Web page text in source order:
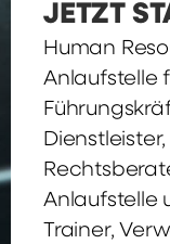
JETZT
Human
Anlaufstelle
Anlaufstelle
Trainer,